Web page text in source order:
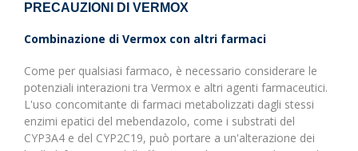
PRECAUZIONI DI VERMOX
Combinazione di Vermox con altri farmaci
Come per qualsiasi farmaco, è necessario considerare le
potenziali interazioni tra Vermox e altri agenti farmaceutici.
L'uso concomitante di farmaci metabolizzati dagli stessi
enzimi epatici del mebendazolo, come i substrati del
CYP3A4 e del CYP2C19, può portare a un'alterazione dei